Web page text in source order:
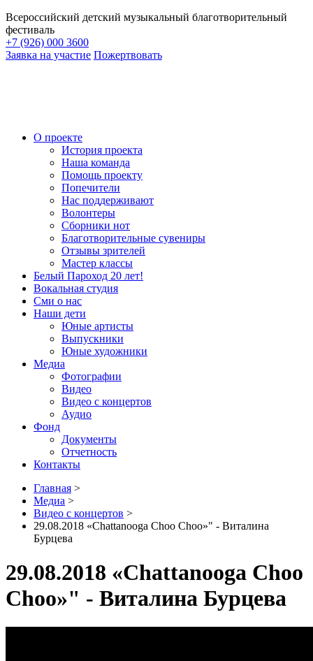
Всероссийский детский музыкальный благотворительный
фестиваль
+7 (926) 000 3600
Заявка на участие Пожертвовать
О проекте
История проекта
Наша команда
Помощь проекту
Попечители
Нас поддерживают
Волонтеры
Сборники нот
Благотворительные сувениры
Отзывы зрителей
Мастер классы
Белый Пароход 20 лет!
Вокальная студия
Сми о нас
Наши дети
Юные артисты
Выпускники
Юные художники
Медиа
Фотографии
Видео
Видео с концертов
Аудио
Фонд
Документы
Отчетность
Контакты
Главная >
Медиа >
Видео с концертов >
29.08.2018 «Chattanooga Choo Choo»" - Виталина
Бурцева
29.08.2018 «Chattanooga Choo
Choo»" - Виталина Бурцева